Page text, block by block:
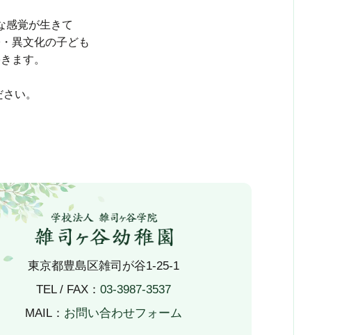
覚が生きて
異文化の子ども
ます。
い。
東京都豊島区雑司が谷1-25-1
TEL / FAX： 03-3987-3537
MAIL： お問い合わせフォーム